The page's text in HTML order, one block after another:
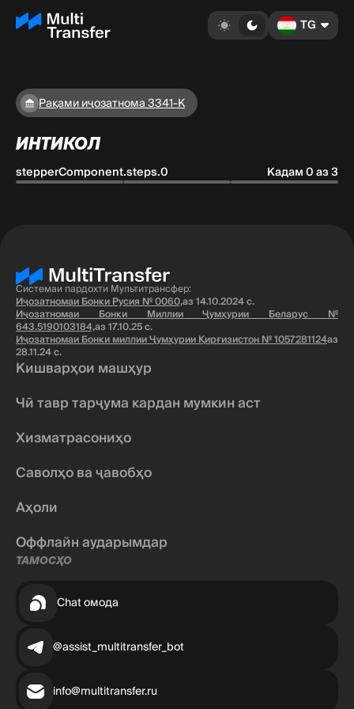
TG
Рақами иҷозатнома 3341-K
ИНТИКОЛ
stepperComponent.steps.0 Кадам 0 аз 3
Системаи пардохти Мультитрансфер:
Иҷозатномаи Бонки Русия № 0060,аз 14.10.2024 с.
Иҷозатномаи Бонки Миллии Ҷумҳурии Беларус №
643.5190103184,аз 17.10.25 с.
Иҷозатномаи Бонки миллии Ҷумҳурии Қирғизистон № 1057281124аз
28.11.24 с.
Кишварҳои машҳур
Чӣ тавр тарҷума кардан мумкин аст
Хизматрасониҳо
Саволҳо ва ҷавобҳо
Аҳоли
Оффлайн аударымдар
ТАМОСҲО
Chat омода
@assist_multitransfer_bot
info@multitransfer.ru